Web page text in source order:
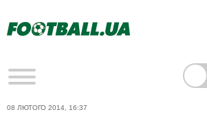
08 ЛЮТОГО 2014, 16:37